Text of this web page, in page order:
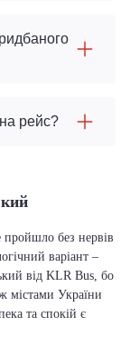
рейс?
без нервів
варіант –
від KLR Bus, бо
містами України
та спокій є